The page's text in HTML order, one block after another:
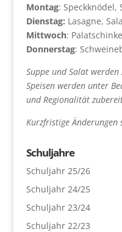
Montag: Speckknödel,
Dienstag: Lasagne,
Mittwoch:
Donnerstag:
Suppe und Salat
Speisen werden unter
und Regionalität
Kurzfristige Änderungen
Schuljahre
Schuljahr 25/26
Schuljahr 24/25
Schuljahr 23/24
Schuljahr 22/23